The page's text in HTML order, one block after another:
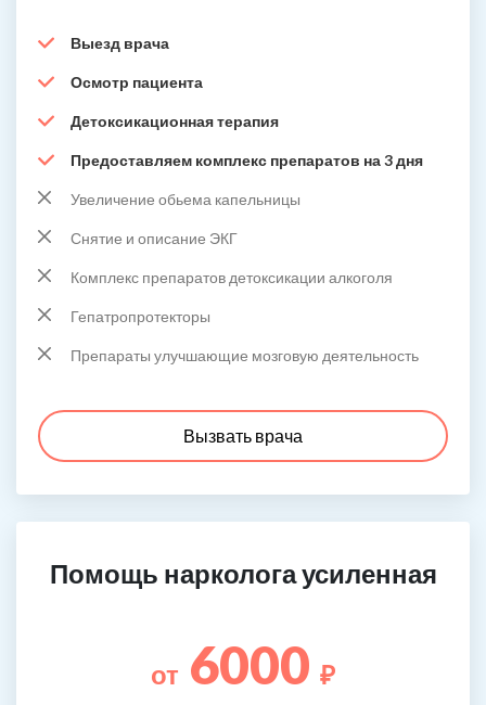
Выезд врача
Осмотр пациента
Детоксикационная терапия
Предоставляем комплекс препаратов на 3 дня
Увеличение обьема капельницы
Снятие и описание ЭКГ
Комплекс препаратов детоксикации алкоголя
Гепатропротекторы
Препараты улучшающие мозговую деятельность
Вызвать врача
Помощь нарколога усиленная
от 6000 ₽